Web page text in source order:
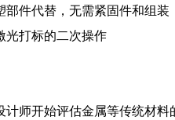
件代替，无需紧固件和组装
光打标的二次操作
师开始评估金属等传统材